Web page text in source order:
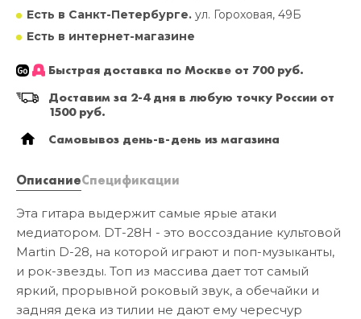
Есть в Санкт-Петербурге. ул. Гороховая, 49Б
Есть в интернет-магазине
Быстрая доставка по Москве от 700 руб.
Доставим за 2-4 дня в любую точку России от
1500 руб.
Самовывоз день-в-день из магазина
ОписаниеСпецификации
Эта гитара выдержит самые ярые атаки
медиатором. DT-28H - это воссоздание культовой
Martin D-28, на которой играют и поп-музыканты,
и рок-звезды. Топ из массива дает тот самый
яркий, прорывной роковый звук, а обечайки и
задняя дека из тилии не дают ему чересчур